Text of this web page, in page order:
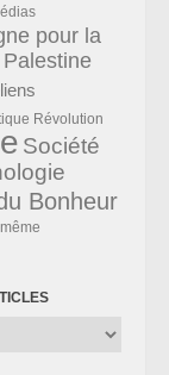
pour la
Palestine
Révolution
Société
Bonheur